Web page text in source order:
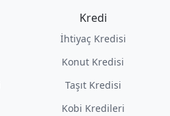
Kredi
İhtiyaç Kredisi
Konut Kredisi
Taşıt Kredisi
Kobi Kredileri